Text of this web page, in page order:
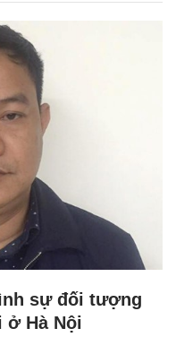
sự đối tượng
ở Hà Nội